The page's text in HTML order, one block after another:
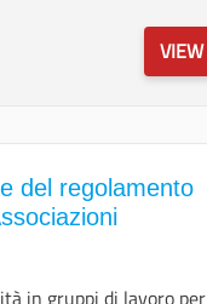
VIEW
del regolamento
in gruppi di lavoro per